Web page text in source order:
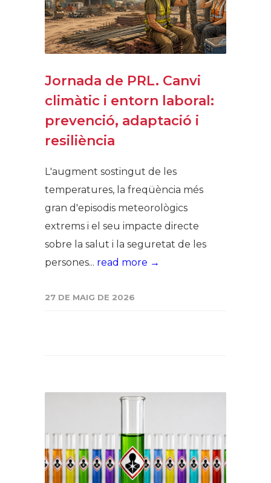
Jornada de PRL. Canvi
climàtic i entorn laboral:
prevenció, adaptació i
resiliència
L'augment sostingut de les
temperatures, la freqüència més
gran d'episodis meteorològics
extrems i el seu impacte directe
sobre la salut i la seguretat de les
persones... read more →
27 DE MAIG DE 2026